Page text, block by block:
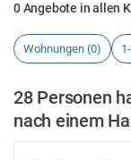
0 Angebote in allen
Wohnungen (0)
28 Personen
nach einem